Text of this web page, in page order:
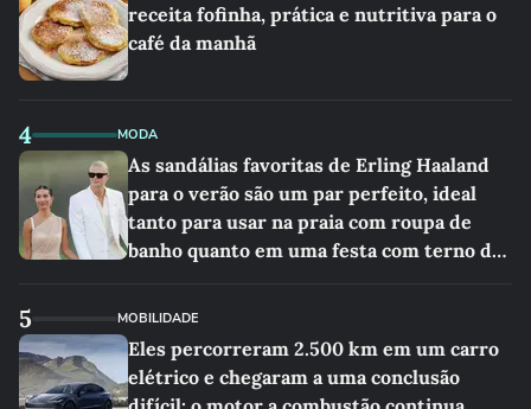
receita fofinha, prática e nutritiva para o
café da manhã
4 MODA
As sandálias favoritas de Erling Haaland
para o verão são um par perfeito, ideal
tanto para usar na praia com roupa de
banho quanto em uma festa com terno de
5 MOBILIDADE
Eles percorreram 2.500 km em um carro
elétrico e chegaram a uma conclusão